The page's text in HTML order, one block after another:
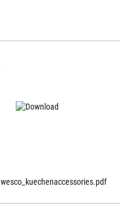
wesco_kuechenaccessories.pdf